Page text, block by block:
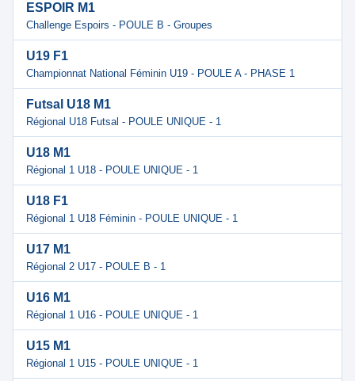
ESPOIR M1
Challenge Espoirs - POULE B - Groupes
U19 F1
Championnat National Féminin U19 - POULE A - PHASE 1
Futsal U18 M1
Régional U18 Futsal - POULE UNIQUE - 1
U18 M1
Régional 1 U18 - POULE UNIQUE - 1
U18 F1
Régional 1 U18 Féminin - POULE UNIQUE - 1
U17 M1
Régional 2 U17 - POULE B - 1
U16 M1
Régional 1 U16 - POULE UNIQUE - 1
U15 M1
Régional 1 U15 - POULE UNIQUE - 1